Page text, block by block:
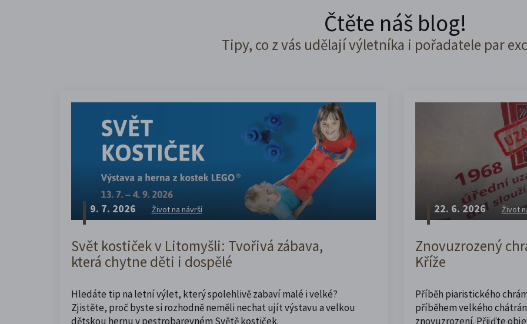
Čtěte náš blog!
Tipy, co z vás udělají výletníka i pořadatele par
9. 7. 2026 Život na návrší
Svět kostiček v Litomyšli: Tvořivá zábava,
která chytne děti i dospělé
Hledáte tip na letní výlet, který spolehlivě zabaví malé i velké?
Zjistěte, proč byste si rozhodně neměli nechat ujít výstavu a velkou
dětskou hernu v pestrobarevném Světě kostiček.
22. 6. 2026 Život
Znovuzrozený
Kříže
Příběh piaristického
příběhem velkého
znovuzrození. Přijďte